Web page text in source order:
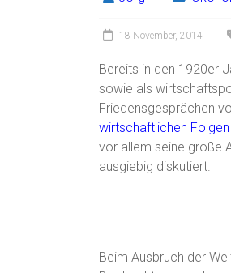
18 November, 2014
Bereits in den 1920er
sowie als
Friedensgesprächen
wirtschaftlichen
vor allem seine große
ausgiebig diskutiert.
Beim Ausbruch der